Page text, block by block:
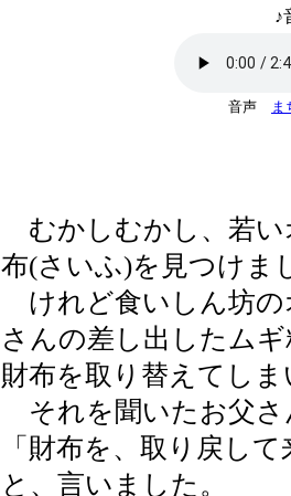
♪
音声 ま
むかしむかし、若い
布(さいふ)を見つけま
けれど食いしん坊の
さんの差し出したム
財布を取り替えてし
それを聞いたお父さ
「財布を、取り戻し
と、言いました。